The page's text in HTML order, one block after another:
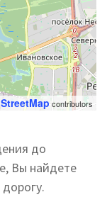
contributors
до
Вы найдете